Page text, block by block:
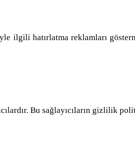
ilgili hatırlatma reklamları
Bu sağlayıcıların gizlilik